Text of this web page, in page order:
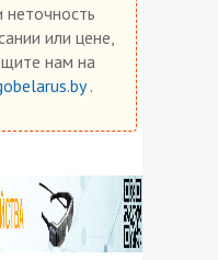
или цене,
нам на
.